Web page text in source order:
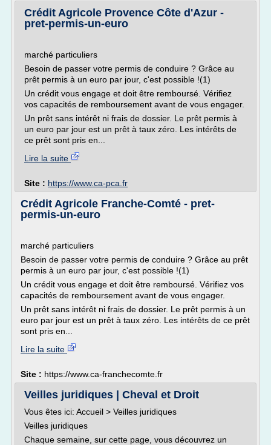
Crédit Agricole Provence Côte d'Azur -
pret-permis-un-euro
marché particuliers
Besoin de passer votre permis de conduire ? Grâce au
prêt permis à un euro par jour, c'est possible !(1)
Un crédit vous engage et doit être remboursé. Vérifiez
vos capacités de remboursement avant de vous engager.
Un prêt sans intérêt ni frais de dossier. Le prêt permis à
un euro par jour est un prêt à taux zéro. Les intérêts de
ce prêt sont pris en...
Lire la suite
Site : https://www.ca-pca.fr
Crédit Agricole Franche-Comté - pret-
permis-un-euro
marché particuliers
Besoin de passer votre permis de conduire ? Grâce au prêt
permis à un euro par jour, c'est possible !(1)
Un crédit vous engage et doit être remboursé. Vérifiez vos
capacités de remboursement avant de vous engager.
Un prêt sans intérêt ni frais de dossier. Le prêt permis à un
euro par jour est un prêt à taux zéro. Les intérêts de ce prêt
sont pris en...
Lire la suite
Site : https://www.ca-franchecomte.fr
Veilles juridiques | Cheval et Droit
Vous êtes ici: Accueil > Veilles juridiques
Veilles juridiques
Chaque semaine, sur cette page, vous découvrez un